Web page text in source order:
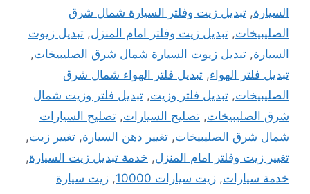
السيارة, تبديل زيت وفلتر السيارة شمال شرق
الصليبيخات, تبديل زيت وفلتر امام المنزل, تبديل زيوت
السيارة, تبديل زيوت السيارة شمال شرق الصليبيخات,
تبديل فلتر الهواء, تبديل فلتر الهواء شمال شرق
الصليبيخات, تبديل فلتر وزيت, تبديل فلتر وزيت شمال
شرق الصليبيخات, تصليح السيارات, تصليح السيارات
شمال شرق الصليبيخات, تغيير دهن السيارة, تغيير زيت,
تغيير زيت وفلتر امام المنزل, خدمة تبديل زيت السيارة,
خدمة سيارات, زيت سيارات 10000 , زيت سيارة